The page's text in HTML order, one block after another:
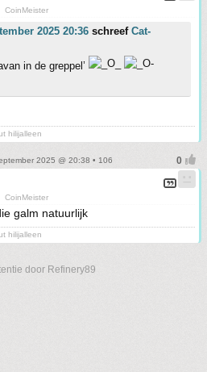
CoinMeister
2025 20:36 schreef Cat-
in de greppel’
hilijalleen
2025 @ 20:38 • 106
CoinMeister
galm natuurlijk
hilijalleen
door Refinery89